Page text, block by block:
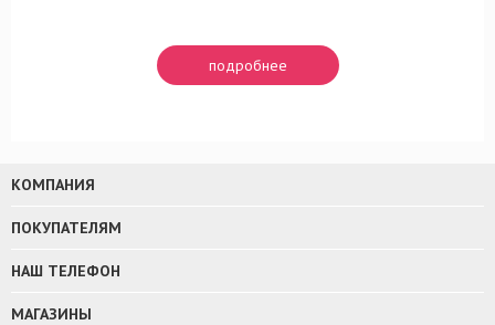
подробнее
КОМПАНИЯ
ПОКУПАТЕЛЯМ
НАШ ТЕЛЕФОН
МАГАЗИНЫ